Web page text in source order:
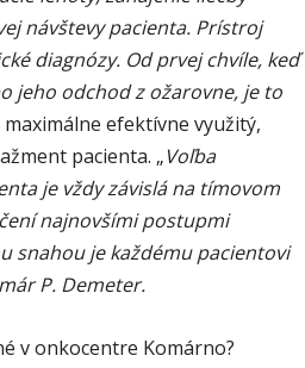
návštevy pacienta. Prístroj
diagnózy. Od prvej chvíle, keď
jeho odchod z ožarovne, je to
efektívne využitý,
pacienta. „Voľba
je vždy závislá na tímovom
najnovšími postupmi
snahou je každému pacientovi
P. Demeter.
v onkocentre Komárno?